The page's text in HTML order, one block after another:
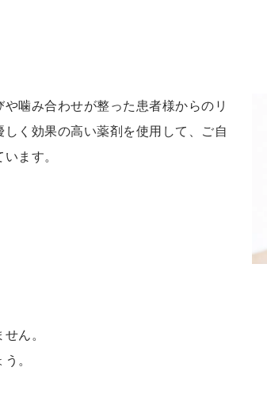
噛み合わせが整った患者様からのリ
く効果の高い薬剤を使用して、ご自
ます。
ん。
。